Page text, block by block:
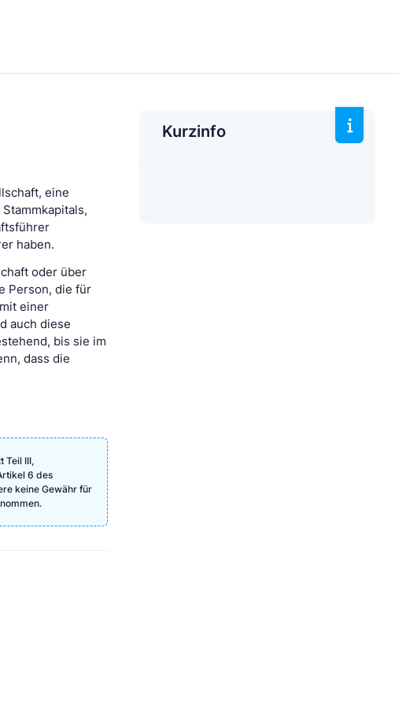
eine
haben.
oder über
Person, die für
einer
auch diese
bis sie im
dass die
Teil III,
6 des
keine Gewähr für
Kurzinfo